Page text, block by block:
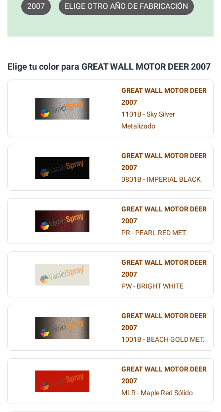
2007 ELIGE OTRO AÑO DE FABRICACIÓN
Elige tu color para GREAT WALL MOTOR DEER 2007
GREAT WALL MOTOR DEER
2007
1101B - Sky Silver
Metalizado
GREAT WALL MOTOR DEER
2007
0801B - IMPERIAL BLACK
GREAT WALL MOTOR DEER
2007
PR - PEARL RED MET.
GREAT WALL MOTOR DEER
2007
PW - BRIGHT WHITE
GREAT WALL MOTOR DEER
2007
1001B - BEACH GOLD MET.
GREAT WALL MOTOR DEER
2007
MLR - Maple Red Sólido